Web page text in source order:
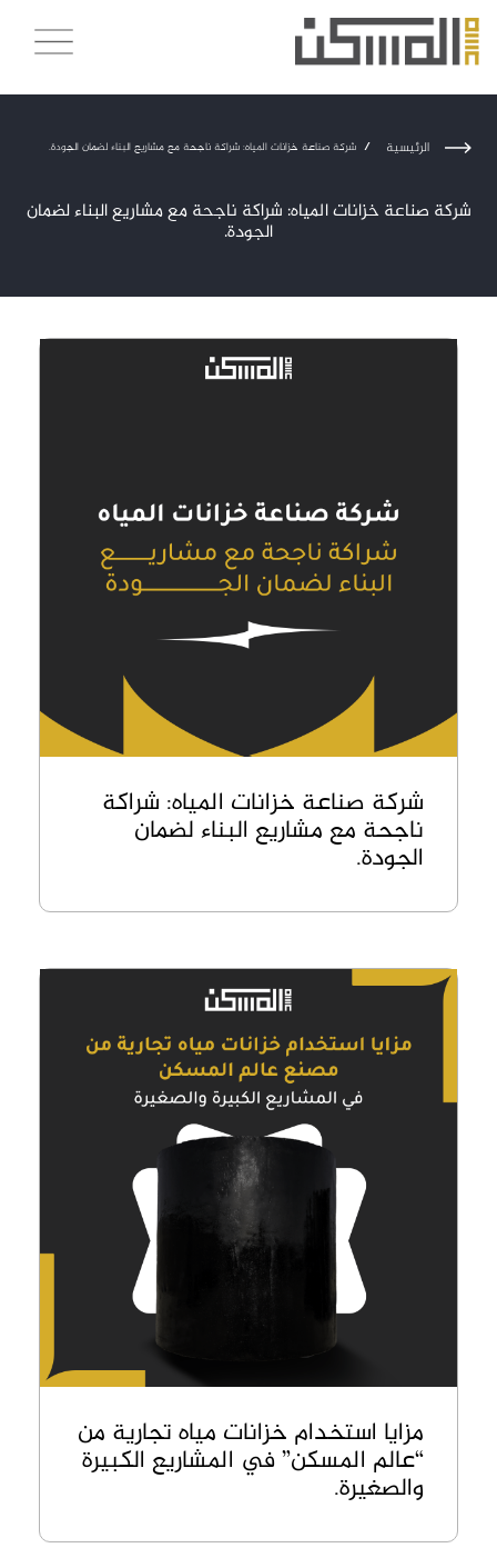
الرئيسية / شركة صناعة خزانات المياه: شراكة ناجحة مع مشاريع البناء لضمان الجودة.
شركة صناعة خزانات المياه: شراكة ناجحة مع مشاريع البناء لضمان
الجودة.
شركة صناعة خزانات المياه: شراكة
ناجحة مع مشاريع البناء لضمان
الجودة.
مزايا استخدام خزانات مياه تجارية من
“عالم المسكن” في المشاريع الكبيرة
والصغيرة.